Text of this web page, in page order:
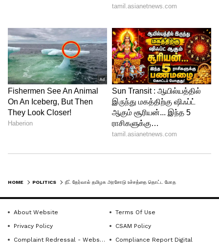
HOME POLITICS
About Website
Terms Of Use
Privacy Policy
CSAM Policy
Complaint Redressal - Website
Compliance Report Digital